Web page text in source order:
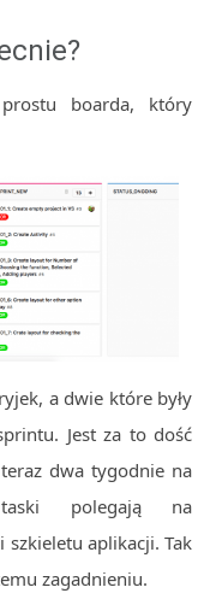
boarda, który
a dwie które były
Jest za to dość
dwa tygodnie na
polegają na
aplikacji. Tak
zagadnieniu.